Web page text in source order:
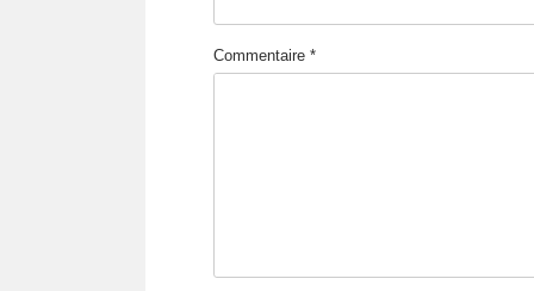
Commentaire *